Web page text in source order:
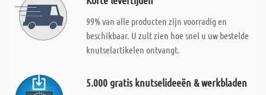
99% van alle producten zijn voorradig en
beschikbaar. U zult zien hoe snel u uw bestelde
knutselartikelen ontvangt.
5.000 gratis knutselideeën & werkbladen